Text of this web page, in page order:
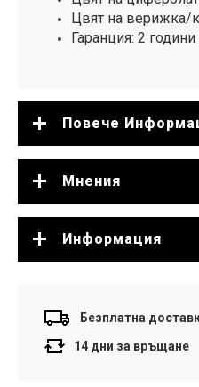
Цвят на
Гаранция: 2 години
Повече
Мнения
Информация
Безплатна
14 дни за връщане